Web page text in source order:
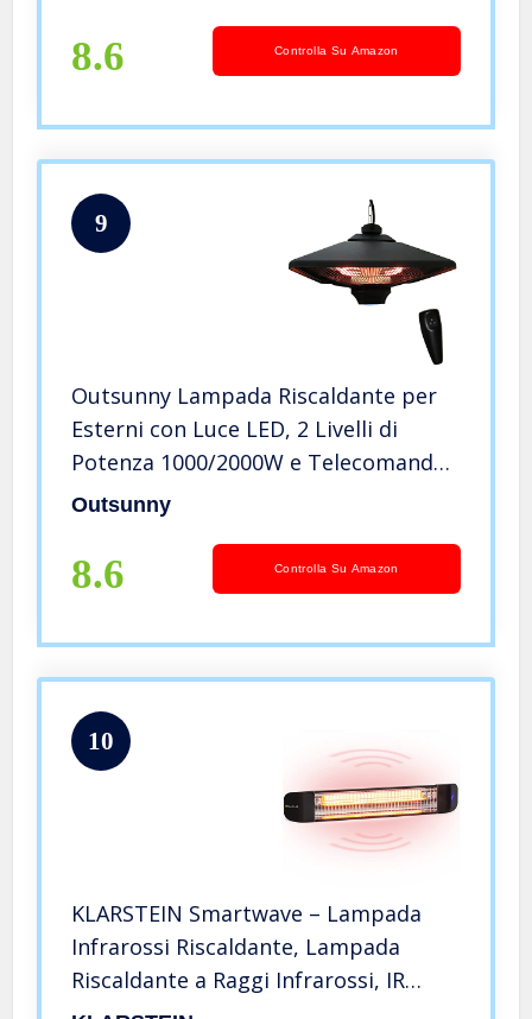
8.6 Controlla Su Amazon
9
Outsunny Lampada Riscaldante per
Esterni con Luce LED, 2 Livelli di
Potenza 1000/2000W e Telecomando,
43x43x25cm, Nero
Outsunny
8.6 Controlla Su Amazon
10
KLARSTEIN Smartwave – Lampada
Infrarossi Riscaldante, Lampada
Riscaldante a Raggi Infrarossi, IR
ComfortHeat, Fibra di Carbonio, 2400